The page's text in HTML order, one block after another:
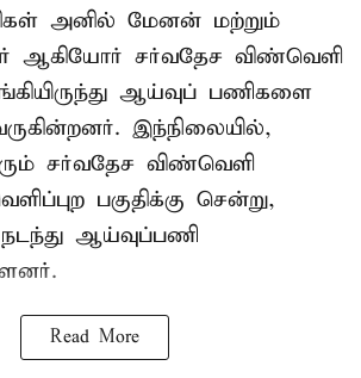
அனில் மேனன் மற்றும்
ஆகியோர் சர்வதேச விண்வெளி
ஆய்வுப் பணிகளை
இந்நிலையில்,
சர்வதேச விண்வெளி
பகுதிக்கு சென்று,
ஆய்வுப்பணி
Read More